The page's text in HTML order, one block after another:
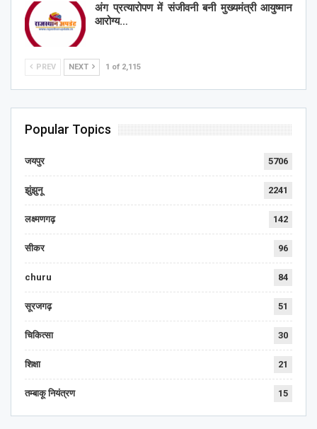
अंग प्रत्यारोपण में संजीवनी बनी मुख्यमंत्री आयुष्मान
आरोग्य…
PREV NEXT 1 of 2,115
Popular Topics
जयपुर 5706
झुंझुनू 2241
लक्ष्मणगढ़ 142
सीकर 96
churu 84
सूरजगढ़ 51
चिकित्सा 30
शिक्षा 21
तम्बाकू नियंत्रण 15